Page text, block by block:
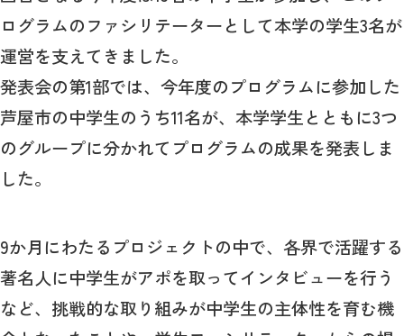
ログラムのファシリテーターとして本学の学生3名が
運営を支えてきました。
発表会の第1部では、今年度のプログラムに参加した
芦屋市の中学生のうち11名が、本学学生とともに3つ
のグループに分かれてプログラムの成果を発表しま
した。
9か月にわたるプロジェクトの中で、各界で活躍する
著名人に中学生がアポを取ってインタビューを行う
など、挑戦的な取り組みが中学生の主体性を育む機